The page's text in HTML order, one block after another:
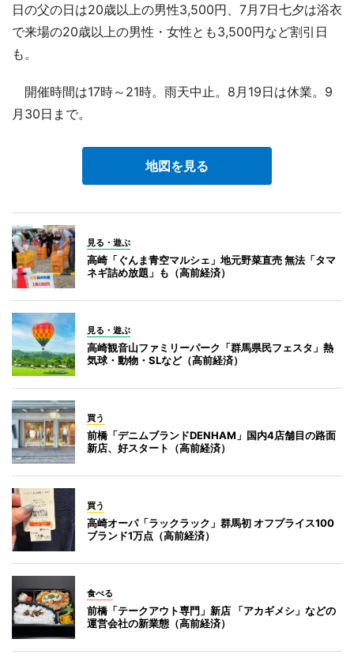
日の父の日は20歳以上の男性3,500円、7月7日七夕は浴衣
で来場の20歳以上の男性・女性とも3,500円など割引日
も。
開催時間は17時～21時。雨天中止。8月19日は休業。9
月30日まで。
地図を見る
見る・遊ぶ
高崎「ぐんま青空マルシェ」地元野菜直売 無法「タマ
ネギ詰め放題」も（高前経済）
見る・遊ぶ
高崎観音山ファミリーパーク「群馬県民フェスタ」熱
気球・動物・SLなど（高前経済）
買う
前橋「デニムブランドDENHAM」国内4店舗目の路面
新店、好スタート（高前経済）
買う
高崎オーパ「ラックラック」群馬初 オフプライス100
ブランド1万点（高前経済）
食べる
前橋「テークアウト専門」新店 「アカギメシ」などの
運営会社の新業態（高前経済）